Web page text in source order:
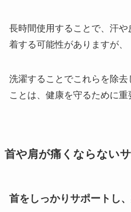
長時間使用することで、汗
着する可能性がありますが、
洗濯することでこれらを除
ことは、健康を守るために重
首や肩が痛くならない
首をしっかりサポートし